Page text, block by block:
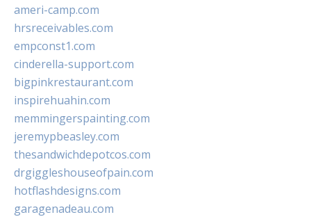
ameri-camp.com
hrsreceivables.com
empconst1.com
cinderella-support.com
bigpinkrestaurant.com
inspirehuahin.com
memmingerspainting.com
jeremypbeasley.com
thesandwichdepotcos.com
drgiggleshouseofpain.com
hotflashdesigns.com
garagenadeau.com